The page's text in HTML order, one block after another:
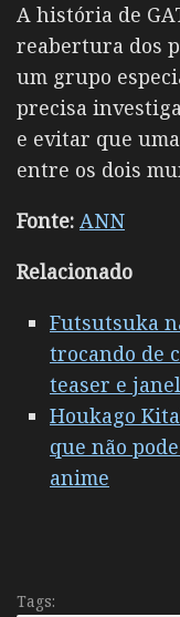
A história de
reabertura dos
um grupo
precisa
e evitar que
entre os dois
Fonte: ANN
Relacionado
Futsutsuka
trocando de
teaser e
Houkago
que não
anime
Tags: